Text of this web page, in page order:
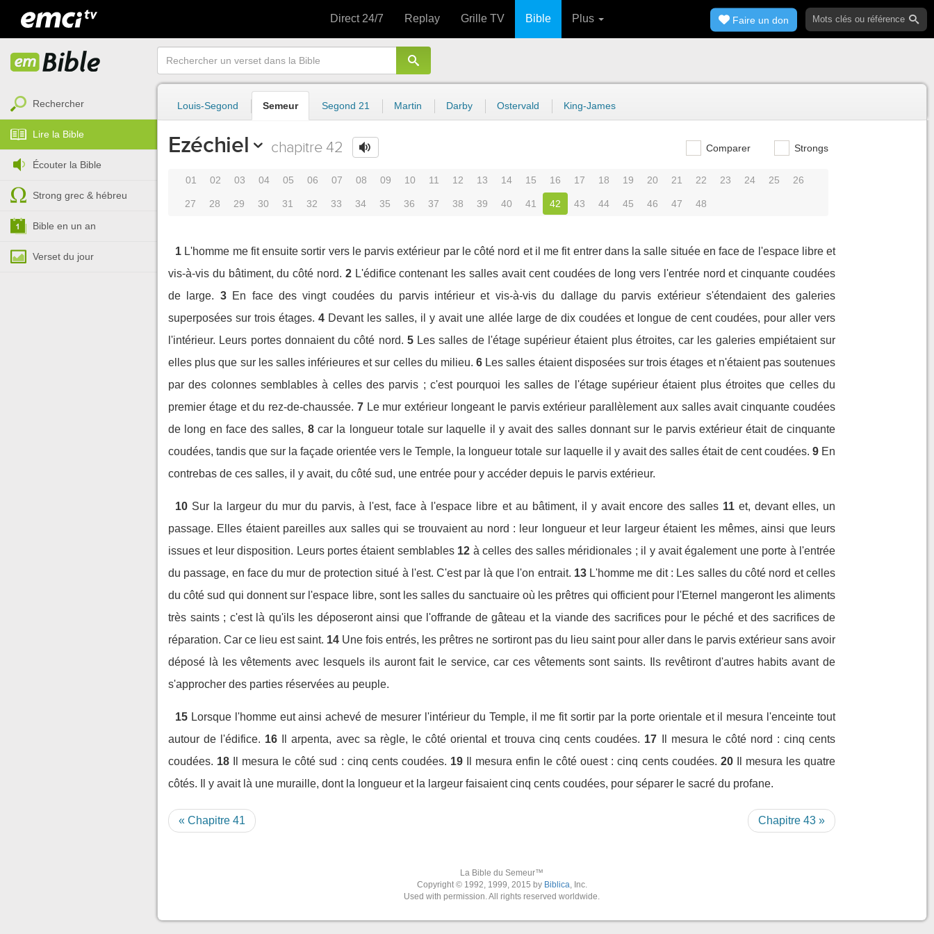
Direct 24/7 Replay Grille TV Bible Plus Faire un don
Rechercher
Lire la Bible
Écouter la Bible
Strong grec & hébreu
Bible en un an
Verset du jour
Louis-Segond Semeur Segond 21 Martin Darby Ostervald King-James
Ezéchiel chapitre 42 Comparer Strongs
01 02 03 04 05 06 07 08 09 10 11 12 13 14 15 16 17 18 19 20 21 22 23 24 25 26
27 28 29 30 31 32 33 34 35 36 37 38 39 40 41 42 43 44 45 46 47 48
1 L'homme me fit ensuite sortir vers le parvis extérieur par le côté nord et il me fit entrer dans la salle située en face de l'espace libre et
vis-à-vis du bâtiment, du côté nord. 2 L'édifice contenant les salles avait cent coudées de long vers l'entrée nord et cinquante coudées
de large. 3 En face des vingt coudées du parvis intérieur et vis-à-vis du dallage du parvis extérieur s'étendaient des galeries
superposées sur trois étages. 4 Devant les salles, il y avait une allée large de dix coudées et longue de cent coudées, pour aller vers
l'intérieur. Leurs portes donnaient du côté nord. 5 Les salles de l'étage supérieur étaient plus étroites, car les galeries empiétaient sur
elles plus que sur les salles inférieures et sur celles du milieu. 6 Les salles étaient disposées sur trois étages et n'étaient pas soutenues
par des colonnes semblables à celles des parvis ; c'est pourquoi les salles de l'étage supérieur étaient plus étroites que celles du
premier étage et du rez-de-chaussée. 7 Le mur extérieur longeant le parvis extérieur parallèlement aux salles avait cinquante coudées
de long en face des salles, 8 car la longueur totale sur laquelle il y avait des salles donnant sur le parvis extérieur était de cinquante
coudées, tandis que sur la façade orientée vers le Temple, la longueur totale sur laquelle il y avait des salles était de cent coudées. 9 En
contrebas de ces salles, il y avait, du côté sud, une entrée pour y accéder depuis le parvis extérieur.
10 Sur la largeur du mur du parvis, à l'est, face à l'espace libre et au bâtiment, il y avait encore des salles 11 et, devant elles, un
passage. Elles étaient pareilles aux salles qui se trouvaient au nord : leur longueur et leur largeur étaient les mêmes, ainsi que leurs
issues et leur disposition. Leurs portes étaient semblables 12 à celles des salles méridionales ; il y avait également une porte à l'entrée
du passage, en face du mur de protection situé à l'est. C'est par là que l'on entrait. 13 L'homme me dit : Les salles du côté nord et celles
du côté sud qui donnent sur l'espace libre, sont les salles du sanctuaire où les prêtres qui officient pour l'Eternel mangeront les aliments
très saints ; c'est là qu'ils les déposeront ainsi que l'offrande de gâteau et la viande des sacrifices pour le péché et des sacrifices de
réparation. Car ce lieu est saint. 14 Une fois entrés, les prêtres ne sortiront pas du lieu saint pour aller dans le parvis extérieur sans avoir
déposé là les vêtements avec lesquels ils auront fait le service, car ces vêtements sont saints. Ils revêtiront d'autres habits avant de
s'approcher des parties réservées au peuple.
15 Lorsque l'homme eut ainsi achevé de mesurer l'intérieur du Temple, il me fit sortir par la porte orientale et il mesura l'enceinte tout
autour de l'édifice. 16 Il arpenta, avec sa règle, le côté oriental et trouva cinq cents coudées. 17
Il mesura le côté nord : cinq cents
coudées. 18 Il mesura le côté sud : cinq cents coudées. 19 Il mesura enfin le côté ouest : cinq cents coudées. 20
Il mesura les quatre
côtés. Il y avait là une muraille, dont la longueur et la largeur faisaient cinq cents coudées, pour séparer le sacré du profane.
« Chapitre 41 Chapitre 43 »
La Bible du Semeur™
Copyright © 1992, 1999, 2015 by Biblica, Inc.
Used with permission. All rights reserved worldwide.